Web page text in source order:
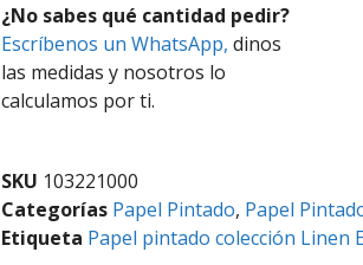
¿No sabes qué cantidad pedir?
Escríbenos un WhatsApp, dinos
las medidas y nosotros lo
calculamos por ti.
SKU 103221000
Categorías Papel Pintado, Papel
Etiqueta Papel pintado colección Linen